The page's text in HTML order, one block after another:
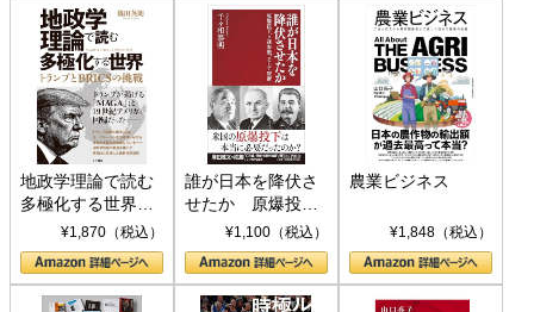
地政学理論で読む
多極化する世界：
トランプとBRICS
の挑戦
¥1,870（税込）
誰が日本を降伏さ
せたか 原爆投
下、ソ連参戦、そ
して聖断 (PHP新
書)
¥1,100（税込）
農業ビジネス
¥1,848（税込）